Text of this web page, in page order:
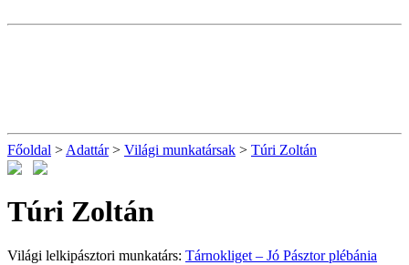
Főoldal > Adattár> Világi munkatársak > Túri Zoltán
Túri Zoltán
Világi lelkipásztori munkatárs: Tárnokliget – Jó Pásztor plébánia